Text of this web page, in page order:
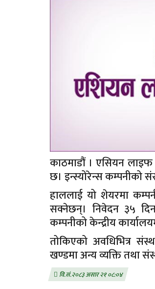
काठमाडौं । एसियन लाइफ
छ। इन्स्योरेन्स कम्पनीको
हाललाई यो शेयरमा
सक्नेछन्। निवेदन ३५
कम्पनीको केन्द्रीय
तोकिएको अवधिभित्र
खण्डमा अन्य व्यक्ति तथा
वि.सं.२०८३ असार २१ ०८:०४